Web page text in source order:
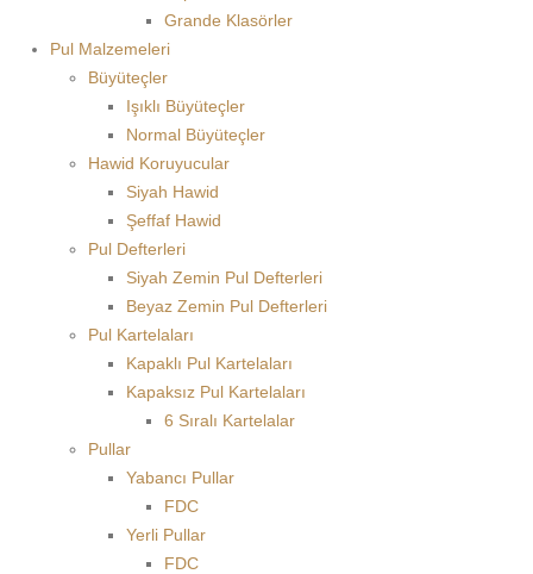
Grande Klasörler
Pul Malzemeleri
Büyüteçler
Işıklı Büyüteçler
Normal Büyüteçler
Hawid Koruyucular
Siyah Hawid
Şeffaf Hawid
Pul Defterleri
Siyah Zemin Pul Defterleri
Beyaz Zemin Pul Defterleri
Pul Kartelaları
Kapaklı Pul Kartelaları
Kapaksız Pul Kartelaları
6 Sıralı Kartelalar
Pullar
Yabancı Pullar
FDC
Yerli Pullar
FDC